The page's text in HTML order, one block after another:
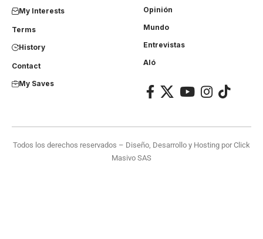
My Interests
Terms
History
Contact
My Saves
Opinión
Mundo
Entrevistas
Aló
Todos los derechos reservados – Diseño, Desarrollo y Hosting porClick
Masivo SAS